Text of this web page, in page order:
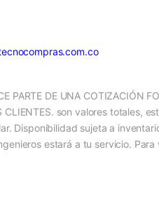
PARTE DE UNA COTIZACIÓN
CLIENTES. son valores totales,
Disponibilidad sujeta a
estará a tu servicio.